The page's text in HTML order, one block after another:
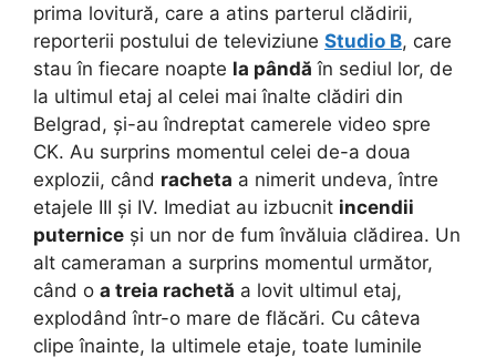
prima lovitură, care a atins parterul clădirii,
reporterii postului de televiziune Studio B, care
stau în fiecare noapte la pândă în sediul lor, de
la ultimul etaj al celei mai înalte clădiri din
Belgrad, și-au îndreptat camerele video spre
CK. Au surprins momentul celei de-a doua
explozii, când racheta a nimerit undeva, între
etajele III și IV. Imediat au izbucnit incendii
puternice și un nor de fum învăluia clădirea. Un
alt cameraman a surprins momentul următor,
când o a treia rachetă a lovit ultimul etaj,
explodând într-o mare de flăcări. Cu câteva
clipe înainte, la ultimele etaje, toate luminile